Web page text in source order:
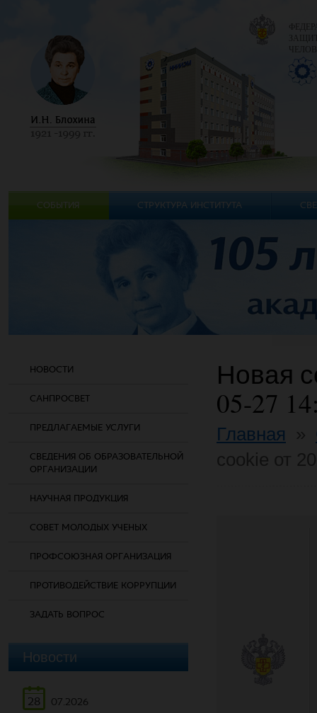
НОВОСТИ
САНПРОСВЕТ
ПРЕДЛАГАЕМЫЕ УСЛУГИ
СВЕДЕНИЯ ОБ ОБРАЗОВАТЕЛЬНОЙ
ОРГАНИЗАЦИИ
НАУЧНАЯ ПРОДУКЦИЯ
СОВЕТ МОЛОДЫХ УЧЕНЫХ
ПРОФСОЮЗНАЯ ОРГАНИЗАЦИЯ
ПРОТИВОДЕЙСТВИЕ КОРРУПЦИИ
ЗАДАТЬ ВОПРОС
Новости
28
07.2026
Новая
05-27
Главная
СОБЫТИЯ СТРУКТУРА ИНСТИТУТА